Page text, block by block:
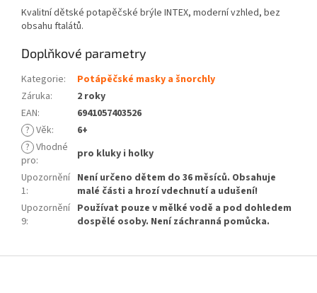
Kvalitní dětské potapěčské brýle INTEX, moderní vzhled, bez
obsahu ftalátů.
Doplňkové parametry
Kategorie:
Potápěčské masky a šnorchly
Záruka:
2 roky
EAN:
6941057403526
? Věk:
6+
? Vhodné
pro:
pro kluky i holky
Upozornění
1:
Není určeno dětem do 36 měsíců. Obsahuje
malé části a hrozí vdechnutí a udušení!
Upozornění
9:
Používat pouze v mělké vodě a pod dohledem
dospělé osoby. Není záchranná pomůcka.